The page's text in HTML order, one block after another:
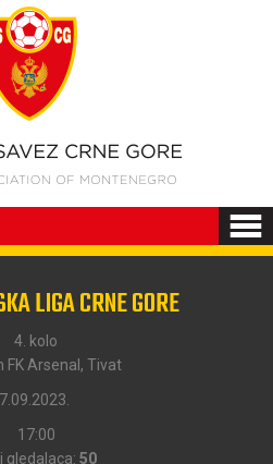
LIGA CRNE GORE
4. kolo
FK Arsenal, Tivat
17:00
gledalaca: 50